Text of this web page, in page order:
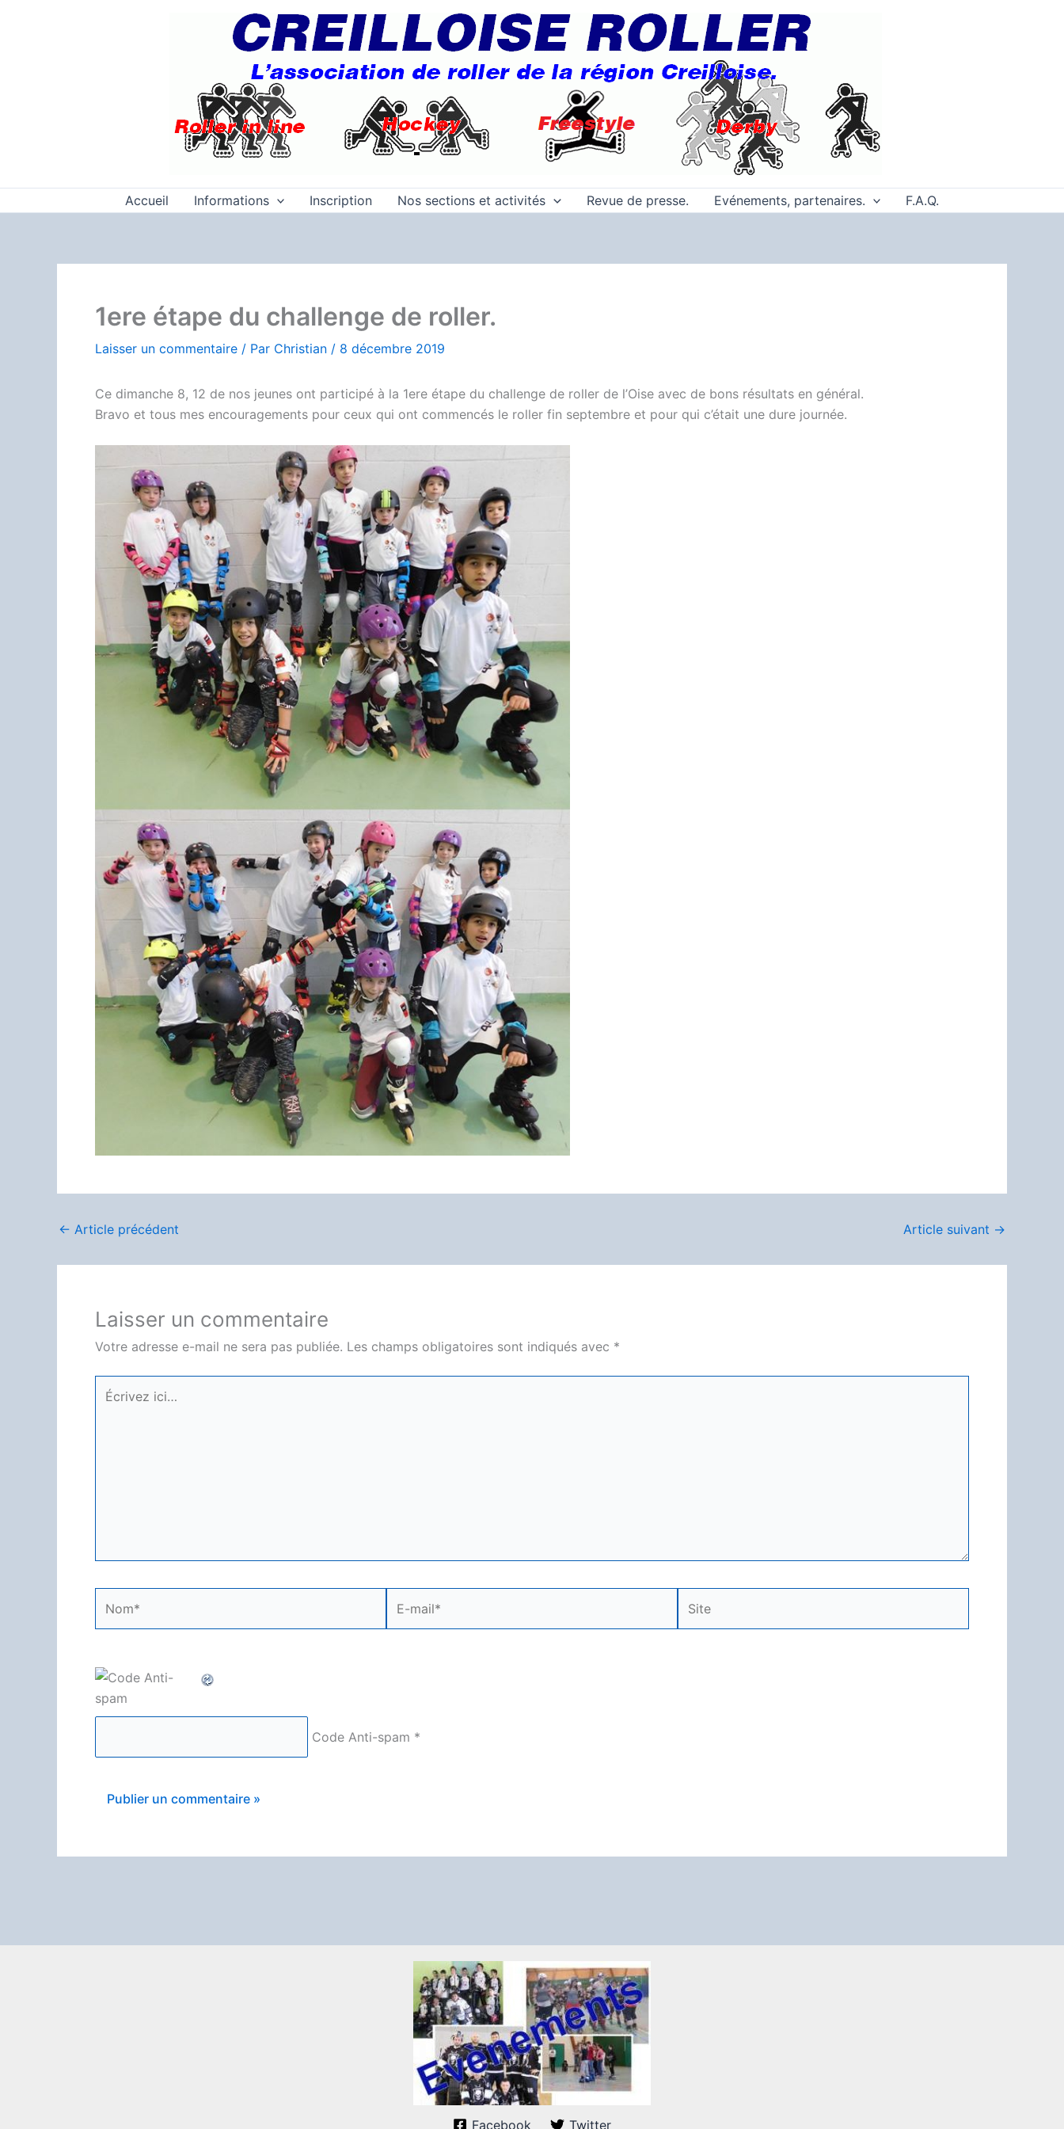
Accueil Informations Inscription Nos sections et activités Revue de presse. Evénements, partenaires. F.A.Q.
1ere étape du challenge de roller.
Laisser un commentaire / Par Christian / 8 décembre 2019
Ce dimanche 8, 12 de nos jeunes ont participé à la 1ere étape du challenge de roller de l’Oise avec de bons résultats en général.
Bravo et tous mes encouragements pour ceux qui ont commencés le roller fin septembre et pour qui c’était une dure journée.
← Article précédent Article suivant →
Laisser un commentaire
Votre adresse e-mail ne sera pas publiée. Les champs obligatoires sont indiqués avec *
Écrivez
ici…
mail*
Code Anti-spam *
Facebook Twitter